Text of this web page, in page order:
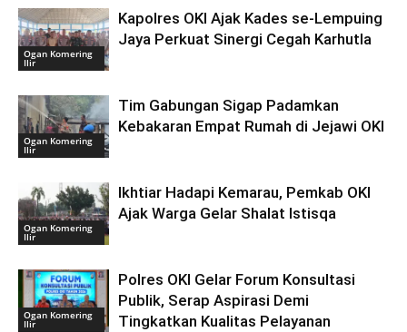
Ogan Komering
Ilir
Kapolres OKI Ajak Kades se-Lempuing
Jaya Perkuat Sinergi Cegah Karhutla
Ogan Komering
Ilir
Tim Gabungan Sigap Padamkan
Kebakaran Empat Rumah di Jejawi OKI
Ogan Komering
Ilir
Ikhtiar Hadapi Kemarau, Pemkab OKI
Ajak Warga Gelar Shalat Istisqa
Ogan Komering
Ilir
Polres OKI Gelar Forum Konsultasi
Publik, Serap Aspirasi Demi
Tingkatkan Kualitas Pelayanan